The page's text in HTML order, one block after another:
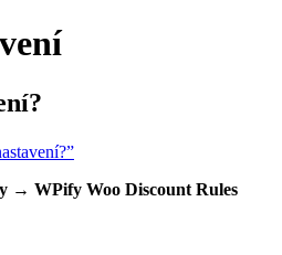
→ WPify Woo Discount Rules